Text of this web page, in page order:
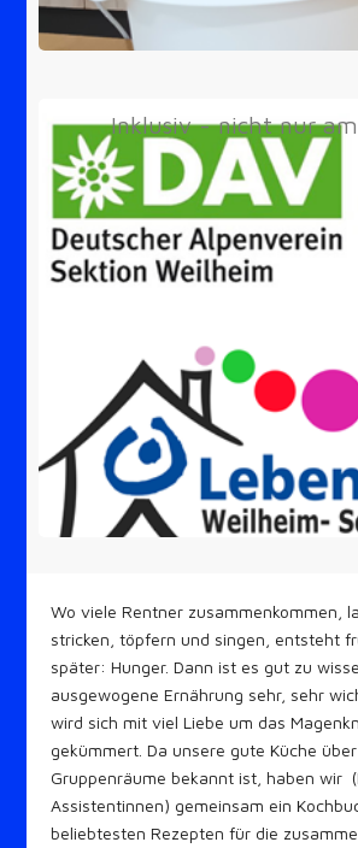
Inklusiv - nicht nur am
Wo viele Rentner zusammenkommen,
stricken, töpfern und singen, entsteht
später: Hunger. Dann ist es gut zu
ausgewogene Ernährung sehr, sehr
wird sich mit viel Liebe um das
gekümmert. Da unsere gute Küche
Gruppenräume bekannt ist, haben wir
Assistentinnen) gemeinsam ein
beliebtesten Rezepten für die